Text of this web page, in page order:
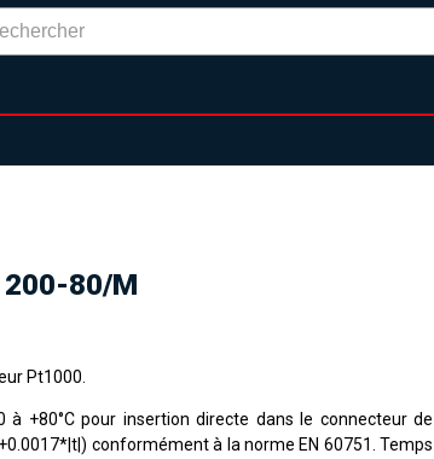
200-80/M
Pt1000.
à +80°C pour insertion directe dans le connecteur de
conformément à la norme EN 60751. Temps